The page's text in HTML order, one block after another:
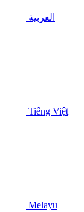
العربية
Tiếng Việt
Melayu